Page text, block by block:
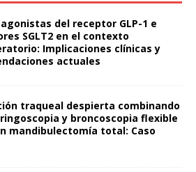
del receptor GLP-1 e
SGLT2 en el contexto
Implicaciones clínicas y
actuales
traqueal despierta combinando
y broncoscopia flexible
mandibulectomía total: Caso